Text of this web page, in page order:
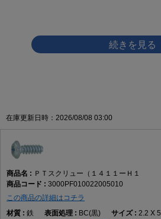
在庫更新日時：2026/08/08 03:00
ＰＴスクリュー（１４１１ーＨ１
3000PF010022005010
この商品の詳細はコチラ
鉄
BC(黒) 2.2 X 5